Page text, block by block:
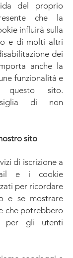
del proprio
che la
influirà sulla
e di molti altri
dei
anche la
funzionalità e
questo sito.
di non
sito
di iscrizione a
e i cookie
per ricordare
e se mostrare
che potrebbero
per gli utenti